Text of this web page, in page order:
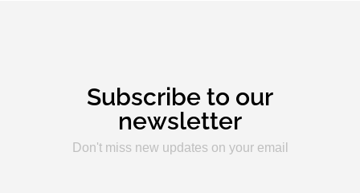
Subscribe to our
newsletter
Don't miss new updates on your email